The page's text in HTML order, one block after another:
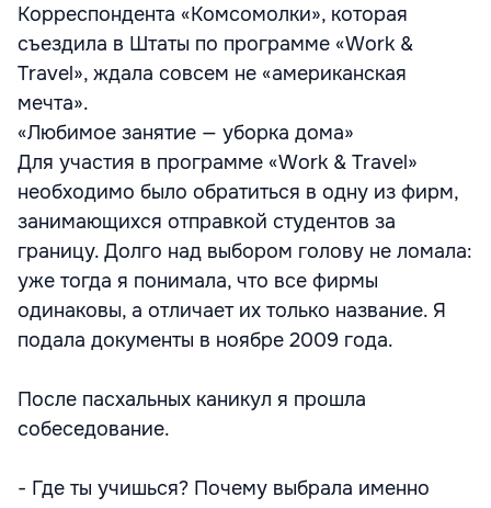
Корреспондента «Комсомолки», которая
съездила в Штаты по программе «Work &
Travel», ждала совсем не «американская
мечта».
«Любимое занятие — уборка дома»
Для участия в программе «Work & Travel»
необходимо было обратиться в одну из фирм,
занимающихся отправкой студентов за
границу. Долго над выбором голову не ломала:
уже тогда я понимала, что все фирмы
одинаковы, а отличает их только название. Я
подала документы в ноябре 2009 года.
После пасхальных каникул я прошла
собеседование.
- Где ты учишься? Почему выбрала именно